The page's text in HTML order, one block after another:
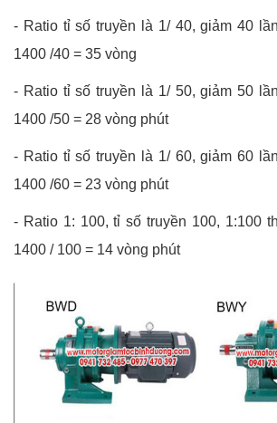
- Ratio tỉ số truyền là 1/ 40, giảm 40
1400 /40 = 35 vòng
- Ratio tỉ số truyền là 1/ 50, giảm 50
1400 /50 = 28 vòng phút
- Ratio tỉ số truyền là 1/ 60, giảm 60
1400 /60 = 23 vòng phút
- Ratio 1: 100, tỉ số truyền 100, 1:100
1400 / 100 = 14 vòng phút